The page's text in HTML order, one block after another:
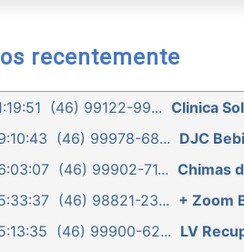
recentemente
(46) 99122-99... Clinica
(46) 99978-68... DJC
(46) 99902-71... Chimas
(46) 98821-23... + Zoom
(46) 99900-62... LV